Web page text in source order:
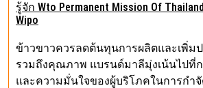
รู้จัก Wto Permanent Mission Of
Wipo
ข้าวขาวควรลดต้นทุนการผลิตและเพิ่ม
รวมถึงคุณภาพ แบรนด์มาลีมุ่งเน้นไปที่
และความมั่นใจของผู้บริโภคในการกำ